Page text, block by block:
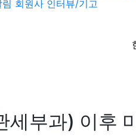
회원사 인터뷰/기고
부과) 이후